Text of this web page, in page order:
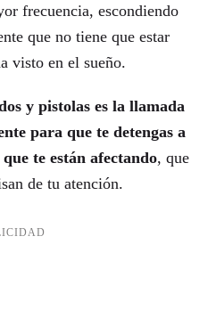
frecuencia, escondiendo
que no tiene que estar
visto en el sueño.
y pistolas es la llamada
para que te detengas a
te están afectando, que
de tu atención.